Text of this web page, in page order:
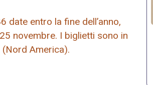
date entro la fine dell’anno,
novembre. I biglietti sono in
America).